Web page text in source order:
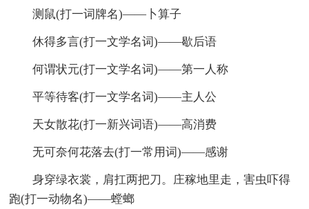
测鼠(打一词牌名)——卜算子
休得多言(打一文学名词)——歇后语
何谓状元(打一文学名词)——第一人称
平等待客(打一文学名词)——主人公
天女散花(打一新兴词语)——高消费
无可奈何花落去(打一常用词)——感谢
身穿绿衣裳，肩扛两把刀。庄稼地里走，害虫吓得
跑(打一动物名)——螳螂